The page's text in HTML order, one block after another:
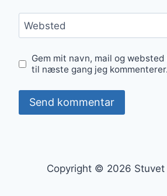
Websted
Gem mit navn, mail og
til næste gang jeg kommenterer.
Copyright © 2026 Stuvet